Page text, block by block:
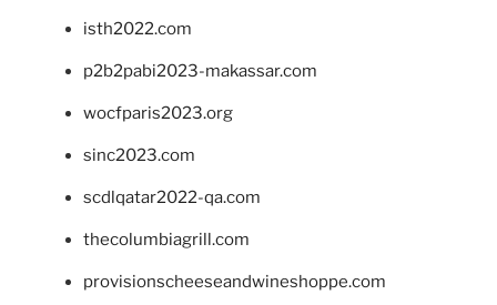
isth2022.com
p2b2pabi2023-makassar.com
wocfparis2023.org
sinc2023.com
scdlqatar2022-qa.com
thecolumbiagrill.com
provisionscheeseandwineshoppe.com